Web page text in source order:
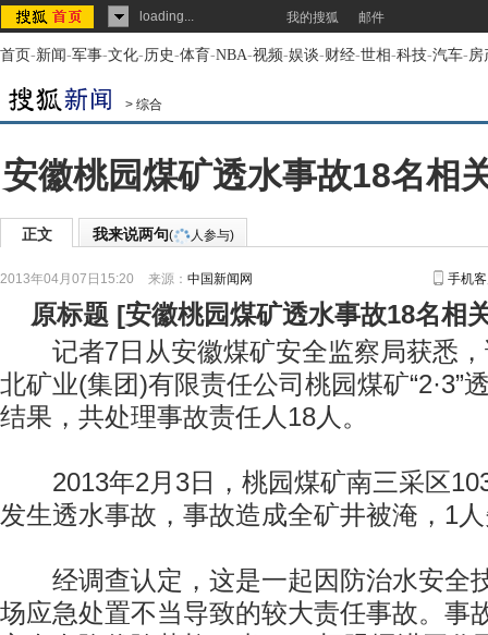
loading... 我的搜狐 邮件
首页-新闻-军事-文化-历史-体育-NBA-视频-娱谈-财经-世相-科技-汽车-房
> 综合
安徽桃园煤矿透水事故18名相
正文 我来说两句( 人参与)
2013年04月07日15:20 来源： 中国新闻网 手机
原标题 [安徽桃园煤矿透水事故18名相
记者7日从安徽煤矿安全监察局获悉，
北矿业(集团)有限责任公司桃园煤矿“2·3”
结果，共处理事故责任人18人。
2013年2月3日，桃园煤矿南三采区
发生透水事故，事故造成全矿井被淹，1
经调查认定，这是一起因防治水安全
场应急处置不当导致的较大责任事故。事